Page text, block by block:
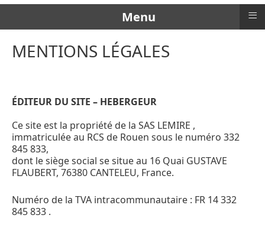
Menu ≡
MENTIONS LÉGALES
ÉDITEUR DU SITE – HEBERGEUR
Ce site est la propriété de la SAS LEMIRE ,
immatriculée au RCS de Rouen sous le numéro 332
845 833,
dont le siège social se situe au 16 Quai GUSTAVE
FLAUBERT, 76380 CANTELEU, France.
Numéro de la TVA intracommunautaire : FR 14 332
845 833 .